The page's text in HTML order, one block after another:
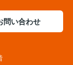
問い合わせ